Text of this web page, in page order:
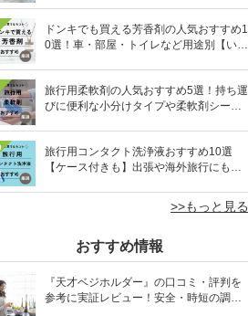
ドンキでも買える芳香剤の人気おすすめ1
0選！車・部屋・トイレなど用途別【いい
旅行用柔軟剤の人気おすすめ5選！持ち運
びに便利な小分けタイプや柔軟剤シート
旅行用コンタクト洗浄液おすすめ10選
【ケース付きも】出張や海外旅行にも便
>>もっと見る
おすすめ情報
『天才ベジホルダー』の口コミ・評判を
参考に実証レビュー！安全・時短の調理